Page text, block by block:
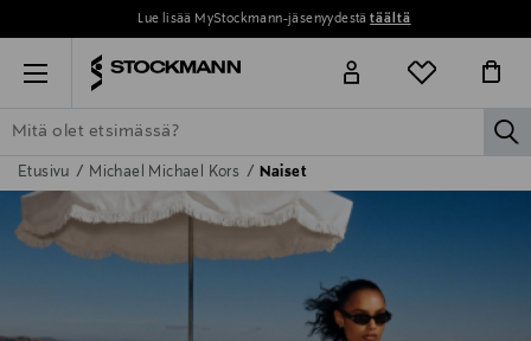
Lue lisää MyStockmann-jäsenyydestätäältä
Menu
ETSI KAIKKI NAISET MIEHET LAPSET
Etusivu Michael Michael Kors Naiset